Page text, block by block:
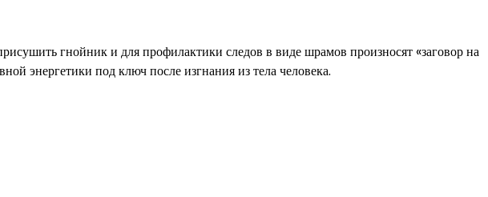
гнойник и для профилактики следов в виде шрамов произносят «заговор на
энергетики под ключ после изгнания из тела человека.